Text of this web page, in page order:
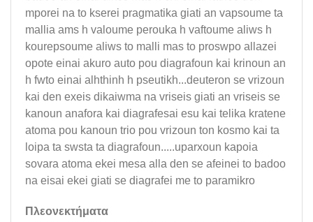
mporei na to kserei pragmatika giati an vapsoume ta
mallia ams h valoume perouka h vaftoume aliws h
kourepsoume aliws to malli mas to proswpo allazei
opote einai akuro auto pou diagrafoun kai krinoun an
h fwto einai alhthinh h pseutikh...deuteron se vrizoun
kai den exeis dikaiwma na vriseis giati an vriseis se
kanoun anafora kai diagrafesai esu kai telika kratene
atoma pou kanoun trio pou vrizoun ton kosmo kai ta
loipa ta swsta ta diagrafoun.....uparxoun kapoia
sovara atoma ekei mesa alla den se afeinei to badoo
na eisai ekei giati se diagrafei me to paramikro
Πλεονεκτήματα